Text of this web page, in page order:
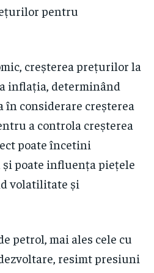
pentru
creșterea prețurilor la
inflația, determinând
în considerare creșterea
a controla creșterea
poate încetini
și poate influența piețele
volatilitate și
petrol, mai ales cele cu
resimt presiuni